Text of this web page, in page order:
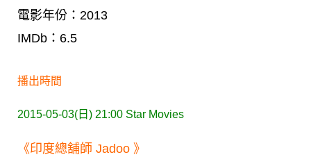
電影年份：2013
IMDb：6.5
播出時間
2015-05-03(日) 21:00 Star Movies
《印度總舖師 Jadoo 》